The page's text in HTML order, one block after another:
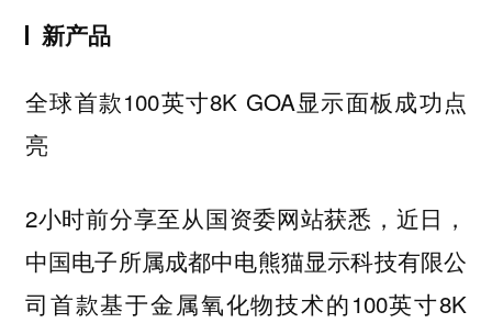
新产品
全球首款100英寸8K GOA显示面板成功点
亮
2小时前分享至从国资委网站获悉，近日，
中国电子所属成都中电熊猫显示科技有限公
司首款基于金属氧化物技术的100英寸8K